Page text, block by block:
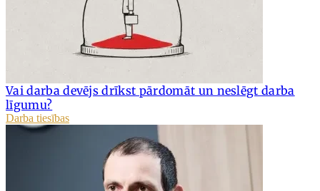
Vai darba devējs drīkst pārdomāt un neslēgt darba
līgumu?
Darba tiesības